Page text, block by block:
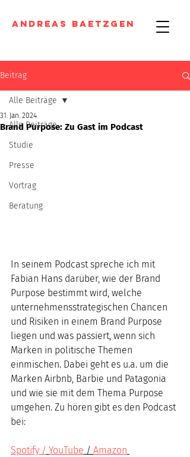
Andreas Baetzgen
Beitrag
Alle Beiträge
Studie
Presse
Vortrag
Beratung
Alle Beiträge
Brand Purpose: Zu Gast im Podcast
31. Jan. 2024
In seinem Podcast spreche ich mit
Fabian Hans darüber, wie der Brand
Purpose bestimmt wird, welche
unternehmensstrategischen Chancen
und Risiken in einem Brand Purpose
liegen und was passiert, wenn sich
Marken in politische Themen
einmischen. Dabei geht es u.a. um die
Marken Airbnb, Barbie und Patagonia
und wie sie mit dem Thema Purpose
umgehen. Zu hören gibt es den Podcast
bei:
Spotify / YouTube / Amazon